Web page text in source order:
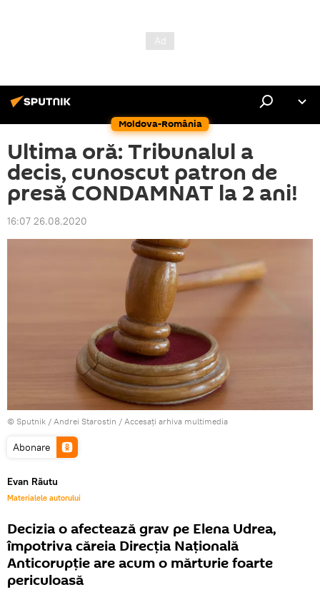
Moldova-România
Ultima oră: Tribunalul a
decis, cunoscut patron de
presă CONDAMNAT la 2 ani!
16:07 26.08.2020
© Sputnik / Andrei Starostin / Accesați arhiva multimedia
Abonare
Evan Răutu
Materialele autorului
Decizia o afectează grav pe Elena Udrea,
împotriva căreia Direcția Națională
Anticorupție are acum o mărturie foarte
periculoasă